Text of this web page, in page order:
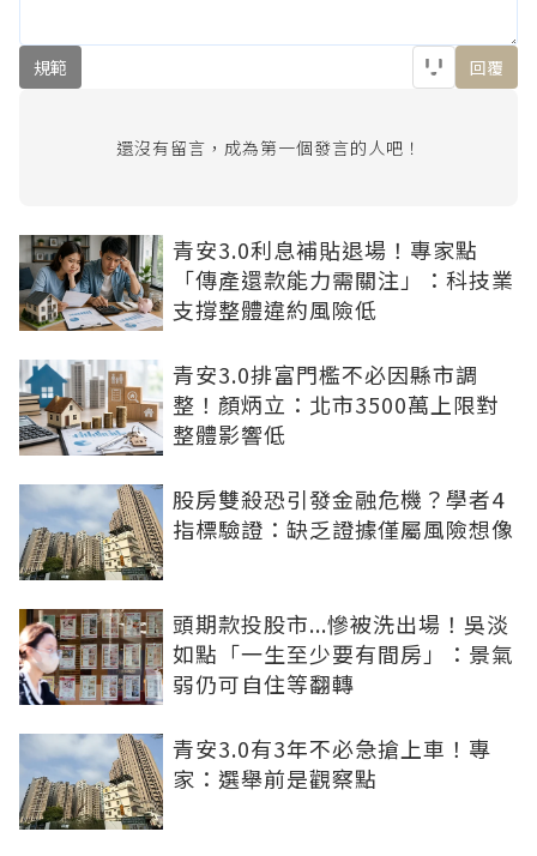
規範 回覆
還沒有留言，成為第一個發言的人吧！
青安3.0利息補貼退場！專家點
「傳產還款能力需關注」：科技業
支撐整體違約風險低
青安3.0排富門檻不必因縣市調
整！顏炳立：北市3500萬上限對
整體影響低
股房雙殺恐引發金融危機？學者4
指標驗證：缺乏證據僅屬風險想像
頭期款投股市...慘被洗出場！吳淡
如點「一生至少要有間房」：景氣
弱仍可自住等翻轉
青安3.0有3年不必急搶上車！專
家：選舉前是觀察點